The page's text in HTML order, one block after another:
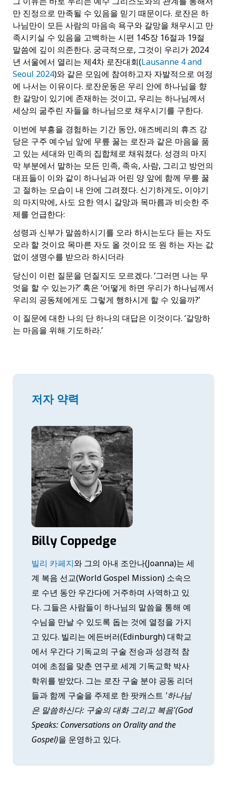
만 진정으로 만족될 수 있음을 믿기 때문이다. 로잔은 하
나님만이 모든 사람의 마음속 욕구와 갈망을 채우시고 만
족시키실 수 있음을 고백하는 시편 145장 16절과 19절
말씀에 깊이 의존한다. 궁극적으로, 그것이 우리가 2024
년 서울에서 열리는 제4차 로잔대회(Lausanne 4 and
Seoul 2024)와 같은 모임에 참여하고자 자발적으로 여정
에 나서는 이유이다. 로잔운동은 우리 안에 하나님을 향
한 갈망이 있기에 존재하는 것이고, 우리는 하나님께서
세상의 굶주린 자들을 하나님으로 채우시기를 구한다.
이번에 부흥을 경험하는 기간 동안, 애즈베리의 휴즈 강
당은 구주 예수님 앞에 무릎 꿇는 로잔과 같은 마음을 품
고 있는 세대와 민족의 집합체로 채워졌다. 성경의 마지
막 부분에서 말하는 모든 민족, 족속, 사람, 그리고 방언의
대표들이 이와 같이 하나님과 어린 양 앞에 함께 무릎 꿇
고 절하는 모습이 내 안에 그려졌다. 신기하게도, 이야기
의 마지막에, 사도 요한 역시 갈망과 목마름과 비슷한 주
제를 언급한다:
성령과 신부가 말씀하시기를 오라 하시는도다 듣는 자도
오라 할 것이요 목마른 자도 올 것이요 또 원 하는 자는 값
없이 생명수를 받으라 하시더라
당신이 이런 질문을 던질지도 모르겠다. ‘그러면 나는 무
엇을 할 수 있는가?’ 혹은 ‘어떻게 하면 우리가 하나님께서
우리의 공동체에게도 그렇게 행하시게 할 수 있을까?’
이 질문에 대한 나의 단 하나의 대답은 이것이다. ‘갈망하
는 마음을 위해 기도하라.’
저자 약력
Billy Coppedge
빌리 카페지와 그의 아내 조안나(Joanna)는 세
계 복음 선교(World Gospel Mission) 소속으
로 수년 동안 우간다에 거주하며 사역하고 있
다. 그들은 사람들이 하나님의 말씀을 통해 예
수님을 만날 수 있도록 돕는 것에 열정을 가지
고 있다. 빌리는 에든버러(Edinburgh) 대학교
에서 우간다 기독교의 구술 전승과 성경적 참
여에 초점을 맞춘 연구로 세계 기독교학 박사
학위를 받았다. 그는 로잔 구술 분야 공동 리더
들과 함께 구술을 주제로 한 팟캐스트 '하나님
은 말씀하신다: 구술의 대화 그리고 복음'(God
Speaks: Conversations on Orality and the
Gospel)을 운영하고 있다.